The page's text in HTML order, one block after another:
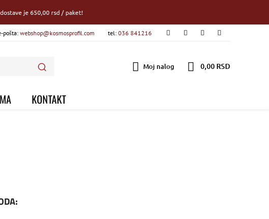
je 650,00 rsd / paket!
pošta:webshop@kosmosprofil.com tel:036 841216
Moj nalog 0,00 RSD
KONTAKT